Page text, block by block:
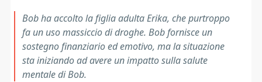
Bob ha accolto la figlia adulta Erika, che purtroppo
fa un uso massiccio di droghe. Bob fornisce un
sostegno finanziario ed emotivo, ma la situazione
sta iniziando ad avere un impatto sulla salute
mentale di Bob.